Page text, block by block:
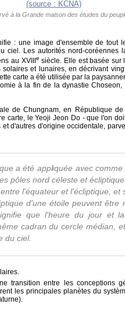
à la Grande maison des études du
: une image d'ensemble de tout
ciel. Les autorités nord-coréennes
au XVIII
e siècle. Elle est basée sur
et lunaires, en décrivant
carte a été utilisée par la
à la fin de la dynastie
de Chungnam, en République
carte, le Yeoji Jeon Do - que l'on
d'autres d'origine occidentale,
a été appliquée avec
pôles nord céleste et
l'équateur et l'écliptique, et
d'une étoile peuvent être
que l'heure du jour et
cadran du cercle médian,
du ciel.
transition entre les conceptions
les principales planètes du